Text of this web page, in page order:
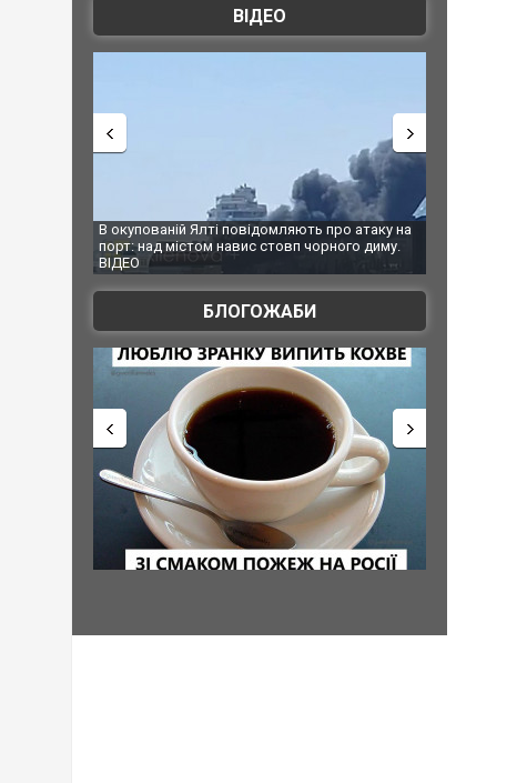
ВІДЕО
В окупованій Ялті повідомляють про атаку на
порт: над містом навис стовп чорного диму.
За 2000 кілометрів від
Єкатеринбурзі після
склад Wildberries. ФОТО.
БЛОГОЖАБИ